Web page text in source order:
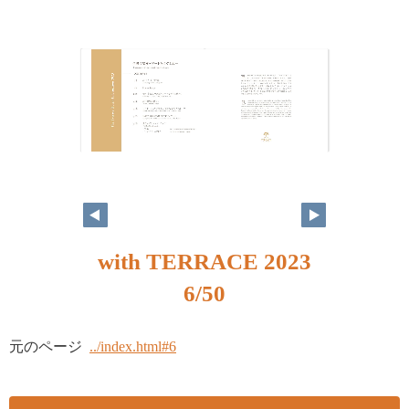
with TERRACE 2023
6/50
元のページ ../index.html#6